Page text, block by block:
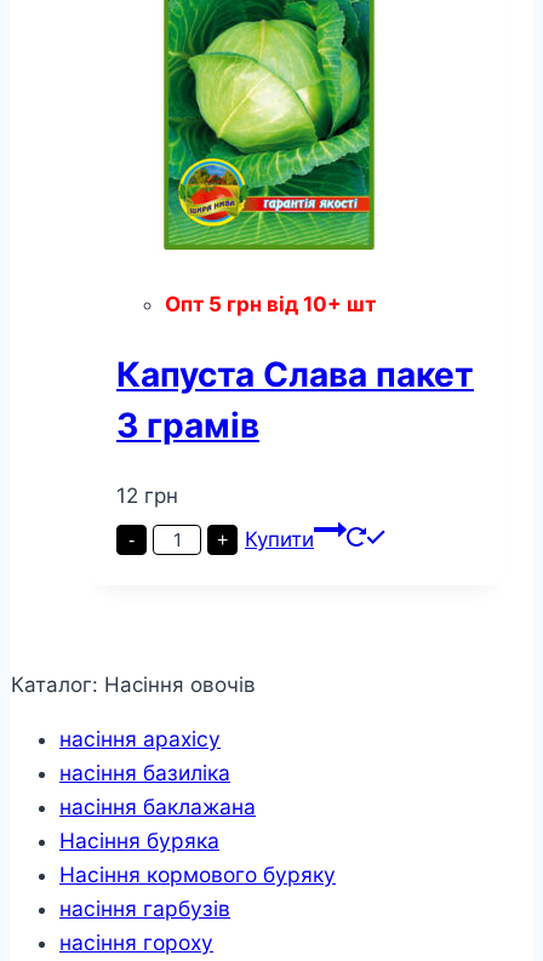
Опт 5 грн від 10+ шт
Капуста Слава пакет
3 грамів
12 грн
-
Капуста
Слава
+ Купити
Каталог: Насіння овочів
насіння арахісу
насіння базиліка
насіння баклажана
Насіння буряка
Насіння кормового буряку
насіння гарбузів
насіння гороху